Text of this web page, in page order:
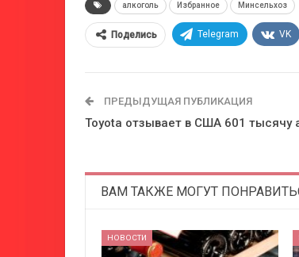
алкоголь Избранное Минсельхоз
Поделись Telegram VK
ПРЕДЫДУЩАЯ ПУБЛИКАЦИЯ
Toyota отзывает в США 601 тысячу
ВАМ ТАКЖЕ МОГУТ
НОВОСТИ